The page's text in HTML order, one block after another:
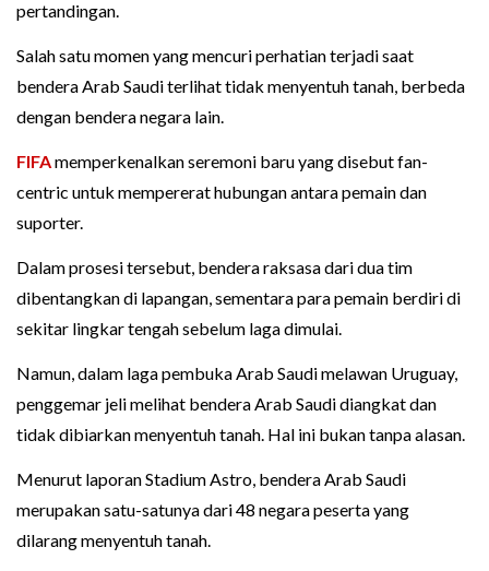
pertandingan.
Salah satu momen yang mencuri perhatian terjadi saat
bendera Arab Saudi terlihat tidak menyentuh tanah, berbeda
dengan bendera negara lain.
FIFAmemperkenalkan seremoni baru yang disebut fan-
centric untuk mempererat hubungan antara pemain dan
suporter.
Dalam prosesi tersebut, bendera raksasa dari dua tim
dibentangkan di lapangan, sementara para pemain berdiri di
sekitar lingkar tengah sebelum laga dimulai.
Namun, dalam laga pembuka Arab Saudi melawan Uruguay,
penggemar jeli melihat bendera Arab Saudi diangkat dan
tidak dibiarkan menyentuh tanah. Hal ini bukan tanpa alasan.
Menurut laporan Stadium Astro, bendera Arab Saudi
merupakan satu-satunya dari 48 negara peserta yang
dilarang menyentuh tanah.